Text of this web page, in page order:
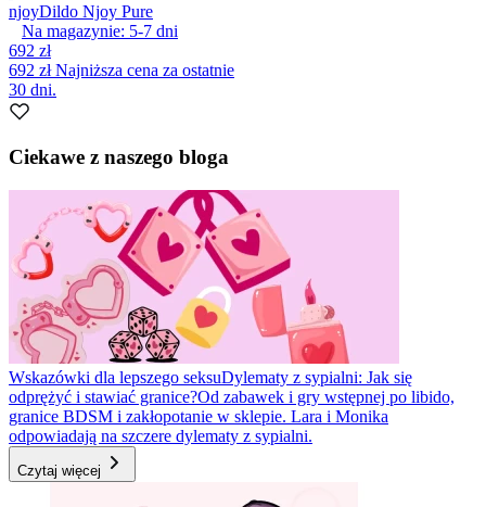
njoyDildo Njoy Pure
Na magazynie: 5-7 dni
692 zł
692 złNajniższa cena za ostatnie
30 dni.
Ciekawe z naszego bloga
Wskazówki dla lepszego seksuDylematy z sypialni: Jak się
odprężyć i stawiać granice?Od zabawek i gry wstępnej po libido,
granice BDSM i zakłopotanie w sklepie. Lara i Monika
odpowiadają na szczere dylematy z sypialni.
Czytaj więcej